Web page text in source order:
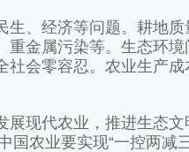
经济等问题。耕地质
重金属污染等。生态环
社会零容忍。农业生产
现代农业，推进生态文
国农业要实现“一控两减